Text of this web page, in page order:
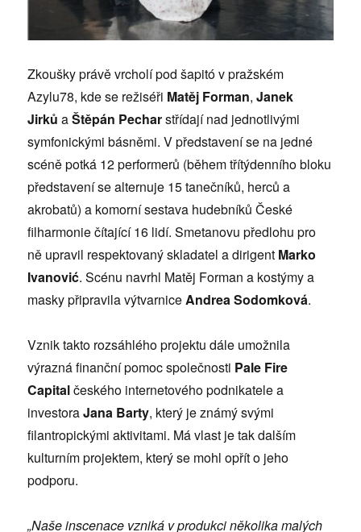
Zkoušky právě vrcholí pod šapitó v pražském
Azylu78, kde se režiséři Matěj Forman,Janek
Jirků aŠtěpán Pecharstřídají nad jednotlivými
symfonickými básněmi. V představení se na jedné
scéně potká 12 performerů (během třítýdenního bloku
představení se alternuje 15 tanečníků, herců a
akrobatů) a komorní sestava hudebníků České
filharmonie čítající 16 lidí. Smetanovu předlohu pro
ně upravil respektovaný skladatel a dirigent Marko
Ivanović. Scénu navrhl Matěj Forman a kostýmy a
masky připravila výtvarnice Andrea Sodomková.
Vznik takto rozsáhlého projektu dále umožnila
výrazná finanční pomoc společnosti Pale Fire
Capitalčeského internetového podnikatele a
investoraJana Barty, který je známý svými
filantropickými aktivitami. Má vlast je tak dalším
kulturním projektem, který se mohl opřít o jeho
podporu.
„Naše inscenace vzniká v produkci několika malých